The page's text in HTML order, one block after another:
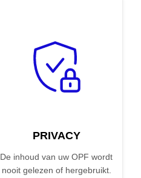
PRIVACY
De inhoud van uw OPF wordt
nooit gelezen of hergebruikt.